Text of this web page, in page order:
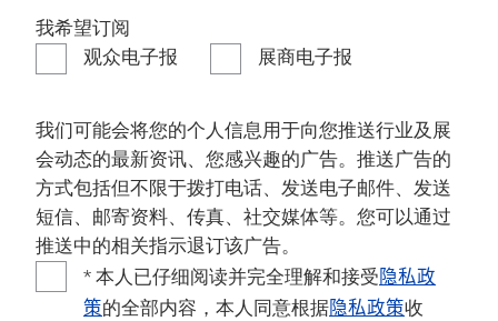
我希望订阅
观众电子报
展商电子报
我们可能会将您的个人信息用于向您推送行业及展
会动态的最新资讯、您感兴趣的广告。推送广告的
方式包括但不限于拨打电话、发送电子邮件、发送
短信、邮寄资料、传真、社交媒体等。您可以通过
推送中的相关指示退订该广告。
* 本人已仔细阅读并完全理解和接受隐私政
策的全部内容，本人同意根据隐私政策收